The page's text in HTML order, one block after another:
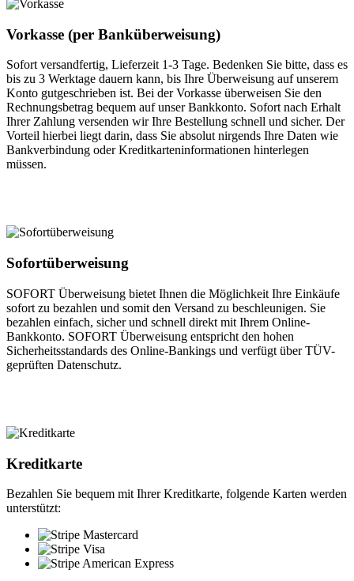
Vorkasse (per Banküberweisung)
Sofort versandfertig, Lieferzeit 1-3 Tage. Bedenken Sie bitte, dass es
bis zu 3 Werktage dauern kann, bis Ihre Überweisung auf unserem
Konto gutgeschrieben ist. Bei der Vorkasse überweisen Sie den
Rechnungsbetrag bequem auf unser Bankkonto. Sofort nach Erhalt
Ihrer Zahlung versenden wir Ihre Bestellung schnell und sicher. Der
Vorteil hierbei liegt darin, dass Sie absolut nirgends Ihre Daten wie
Bankverbindung oder Kreditkarteninformationen hinterlegen
müssen.
Sofortüberweisung
SOFORT Überweisung bietet Ihnen die Möglichkeit Ihre Einkäufe
sofort zu bezahlen und somit den Versand zu beschleunigen. Sie
bezahlen einfach, sicher und schnell direkt mit Ihrem Online-
Bankkonto. SOFORT Überweisung entspricht den hohen
Sicherheitsstandards des Online-Bankings und verfügt über TÜV-
geprüften Datenschutz.
Kreditkarte
Bezahlen Sie bequem mit Ihrer Kreditkarte, folgende Karten werden
unterstützt: